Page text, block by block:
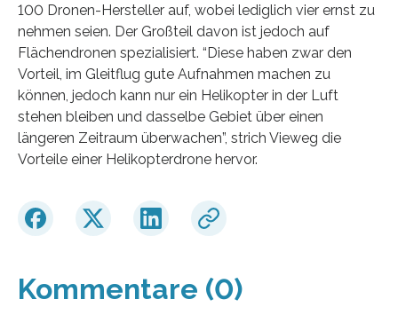
100 Dronen-Hersteller auf, wobei lediglich vier ernst zu
nehmen seien. Der Großteil davon ist jedoch auf
Flächendronen spezialisiert. “Diese haben zwar den
Vorteil, im Gleitflug gute Aufnahmen machen zu
können, jedoch kann nur ein Helikopter in der Luft
stehen bleiben und dasselbe Gebiet über einen
längeren Zeitraum überwachen”, strich Vieweg die
Vorteile einer Helikopterdrone hervor.
Kommentare (0)